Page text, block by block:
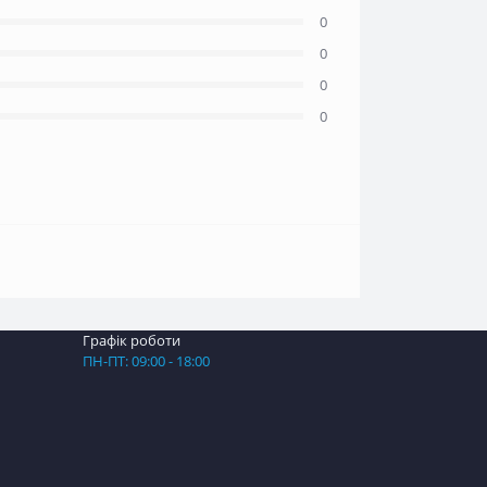
0
0
0
0
Графік роботи
ПН-ПТ: 09:00 - 18:00